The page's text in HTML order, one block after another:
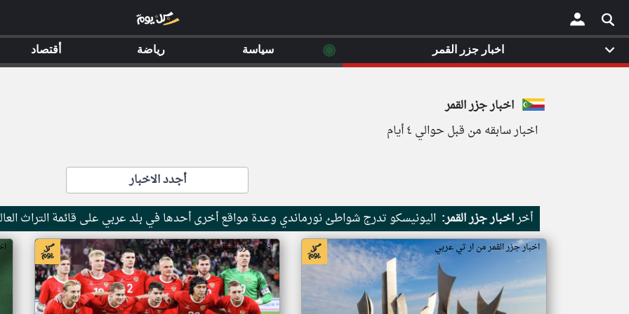
×
اخبار جزر القمر
اخبار سابقه من قبل حوالي ٤ أيام
أجدد الاخبار
أخراخبار جزر القمر: اليونيسكو تدرج شواطئ نورماندي وعدة مواقع أخرى أحدها في بلد عربي على قائمة التراث
اخبار جزر القمر من ار تي عربي اخبار جزر القمر من ار تي عربي
اخبار جزر القمر ◉ سياسة رياضة أقتصاد